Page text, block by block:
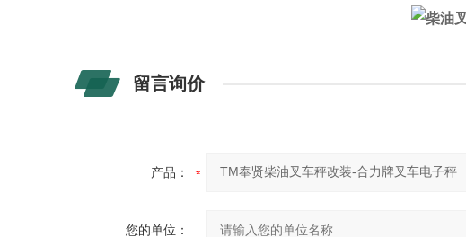
留言询价
产品：
您的单位：